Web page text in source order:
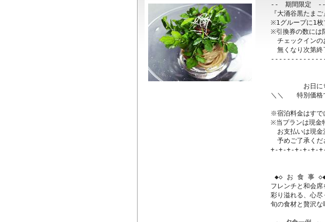
--　期間限
『大涌谷黒たま
※1グループに1枚
※引換券の数には
チェックインの
無くなり次第終
お日にち
＼＼　　特別価格
※宿泊料金はすで
※当プランは現金
お支払いは現金
予めご了承くだ
+-+-+-+-+-+-
フレンチと和会
彩り溢れる、心
旬の食材と贅沢な